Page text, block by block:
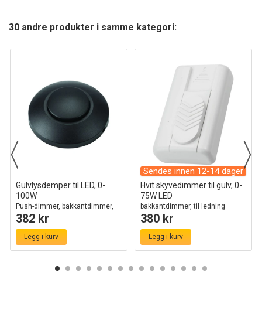
30 andre produkter i samme kategori:
Gulvlysdemper til LED, 0-
100W
Push-dimmer, bakkantdimmer,
sort
382 kr
Legg i kurv
Sendes innen 12-14 dager
Hvit skyvedimmer til gulv, 0-
75W LED
bakkantdimmer, til ledning
380 kr
Legg i kurv